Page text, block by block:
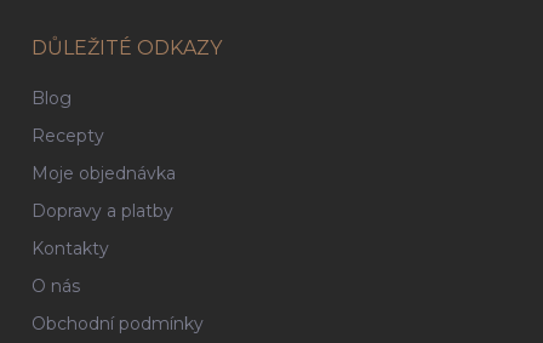
DŮLEŽITÉ ODKAZY
Blog
Recepty
Moje objednávka
Dopravy a platby
Kontakty
O nás
Obchodní podmínky